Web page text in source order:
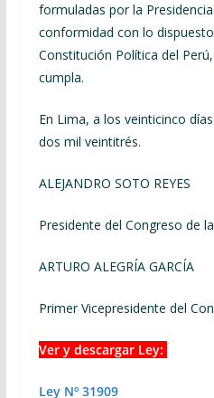
formuladas por la
conformidad con lo
Constitución Política del
cumpla.
En Lima, a los veinticinco
dos mil veintitrés.
ALEJANDRO SOTO REYES
Presidente del Congreso de
ARTURO ALEGRÍA GARCÍA
Primer Vicepresidente del
Ver y descargar Ley:
Ley Nº 31909